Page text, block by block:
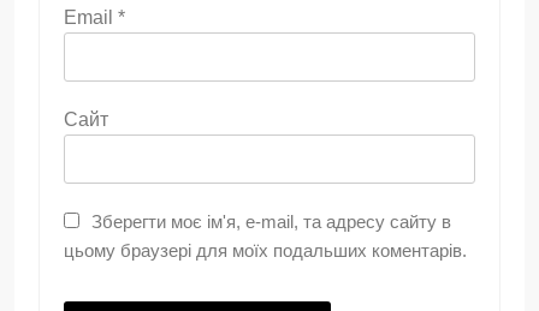
Email *
Сайт
Зберегти моє ім'я, e-mail, та адресу сайту в
цьому браузері для моїх подальших коментарів.